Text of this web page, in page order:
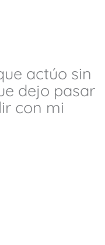
actúo sin
dejo pasar
con mi